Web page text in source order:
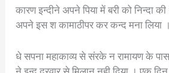
कारण इन्दीने अपने पिया में बरी को निन्दा
अपने इस श कामाठीपर कर कन्द मना लिया ।
धे सपना महाकाव्य से संरके न रामायण के पास